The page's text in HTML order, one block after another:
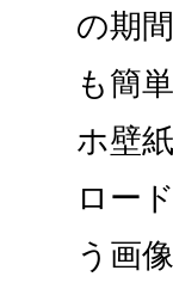
の期
も簡
ホ壁
ロー
う画